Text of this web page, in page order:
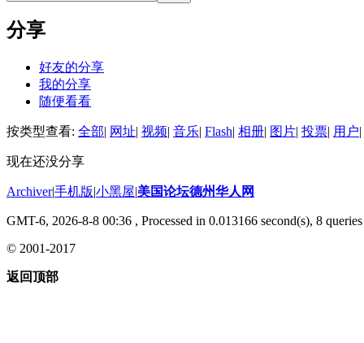
分享
好友的分享
我的分享
随便看看
按类型查看: 全部| 网址| 视频| 音乐| Flash| 相册| 图片| 投票| 用户|
现在还没分享
Archiver|手机版|小黑屋|美国论坛德州华人网
GMT-6, 2026-8-8 00:36 , Processed in 0.013166 second(s), 8
© 2001-2017
返回顶部